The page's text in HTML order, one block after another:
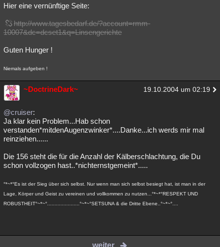
Hier eine vernünftige Seite:
http://www.tagesbedarf.de/?account=rmm-
10007&dc=dcset1&q=Linsengerichte
Guten Hunger !
Niemals aufgeben !
~DoctrineDark~ 19.10.2004 um 02:19
@cruiser:
Ja klar kein Problem...Hab schon
verstanden*mitdenAugenzwinker*....Danke...ich werds mir mal
reinziehen......
Die 156 steht die für die Anzahl der Kälberschlachtung, die Du
schon vollzogen hast..*nichternstgemeint*.....
°*~*°Es ist der Sieg über sich selbst. Nur wenn man sich selbst besiegt hat, ist man in der
Lage, Körper und Geist zu vereinen und vollkommen zu nutzen...°*~*°RESPEKT UND
ROBUSTHEIT°~*~°......................°~*~°SETSUNA & die Dritte Ebene..°~*~°....
weiter